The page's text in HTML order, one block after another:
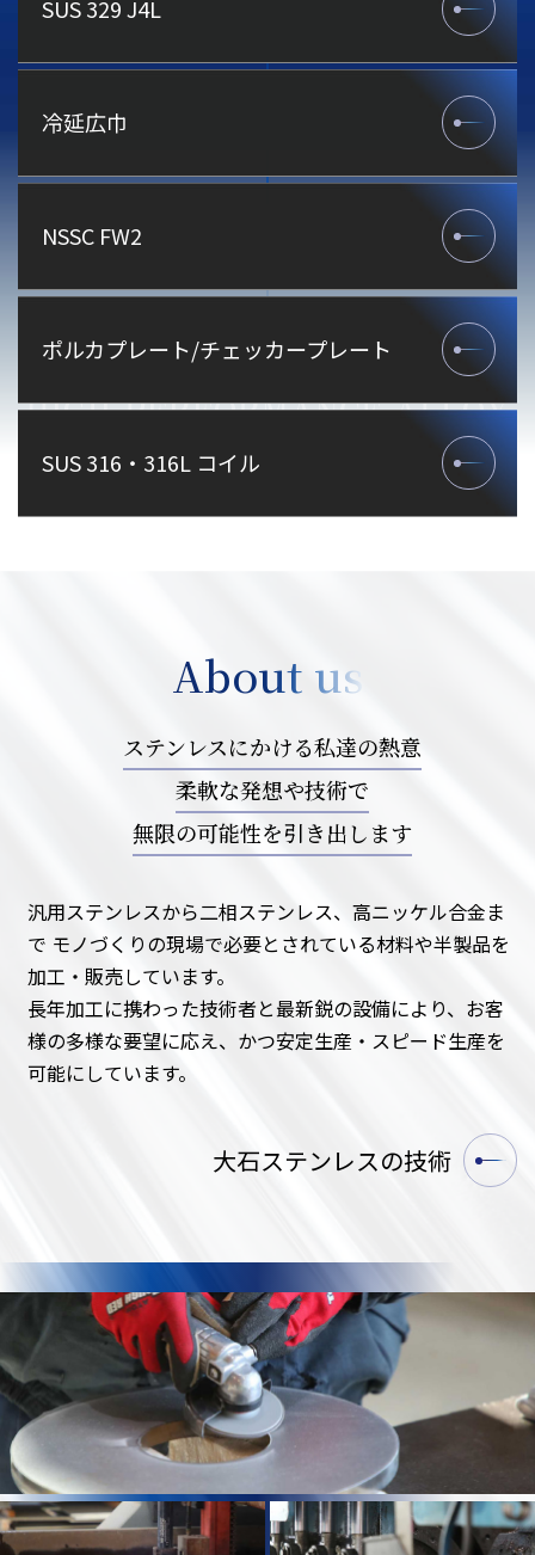
冷延広巾
ポルカプレート/チェッカープレート
SUS 329 J4L
NSSC FW2
SUS 316・316L コイル
About us
ステンレスにかける私達の熱意
柔軟な発想や技術で
無限の可能性を引き出します
汎用ステンレスから二相ステンレス、高ニッケル合金ま
で モノづくりの現場で必要とされている材料や半製品を
加工・販売しています。
長年加工に携わった技術者と最新鋭の設備により、お客
様の多様な要望に応え、かつ安定生産・スピード生産を
可能にしています。
大石ステンレスの技術